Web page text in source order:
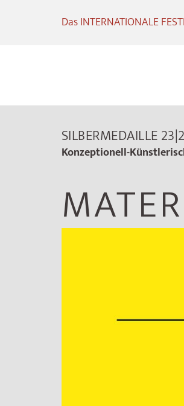
Das INTERNATIONALE
SILBERMEDAILLE
Konzeptionell-